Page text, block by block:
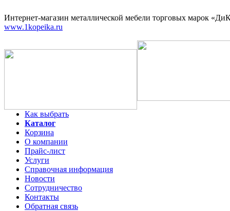
Интернет-магазин металлической мебели торговых марок
www.1kopeika.ru
Как выбрать
Каталог
Корзина
О компании
Прайс-лист
Услуги
Справочная информация
Новости
Сотрудничество
Контакты
Обратная связь